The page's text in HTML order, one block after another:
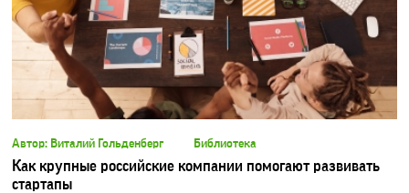
Автор: Виталий Гольденберг Библиотека
Как крупные российские компании помогают развивать
стартапы